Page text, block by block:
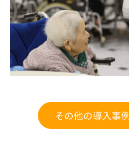
その他の導入事